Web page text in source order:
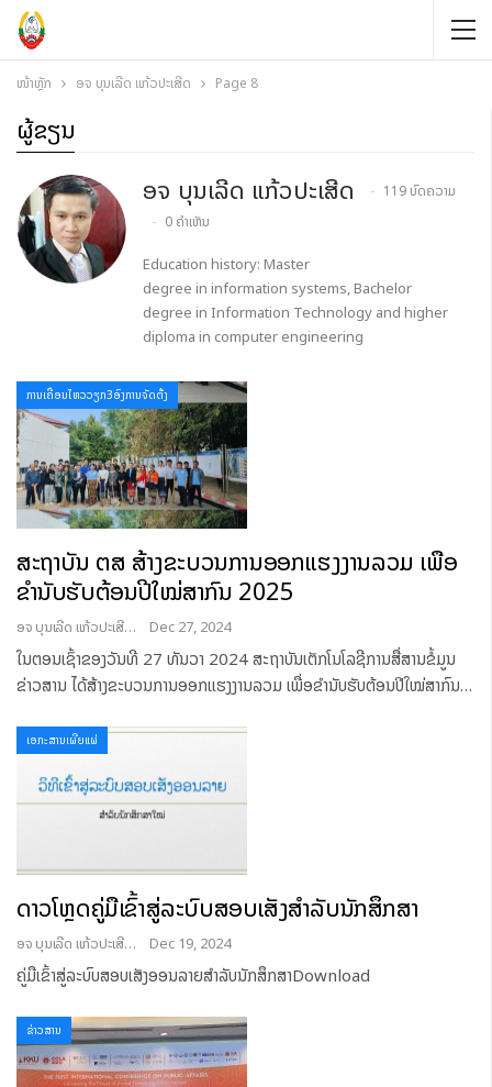
ໜ້າຫຼັກ ອຈ ບຸນເລີດ ແກ້ວປະເສີດ Page 8
ຜູ້ຂຽນ
ອຈ ບຸນເລີດ ແກ້ວປະເສີດ
119 ບົດຄວາມ
0 ຄຳເຫັນ
Education history: Master
degree in information systems, Bachelor
degree in Information Technology and higher
diploma in computer engineering
ການເຄື່ອນໄຫວວຽກ3ອົງການຈັດຕັ້ງ
ສະຖາບັນ ຕສ ສ້າງຂະບວນການອອກແຮງງານລວມ ເພື່ອ
ຂໍານັບຮັບຕ້ອນປີໃໝ່ສາກົນ 2025
ອຈ ບຸນເລີດ ແກ້ວປະເສີດ Dec 27, 2024
ໃນຕອນເຊົ້າຂອງວັນທີ 27 ທັນວາ 2024 ສະຖາບັນເຕັກໂນໂລຊີການສື່ສານຂໍ້ມູນ
ຂ່າວສານ ໄດ້ສ້າງຂະບວນການອອກແຮງງານລວມ ເພື່ອຂໍານັບຮັບຕ້ອນປີໃໝ່ສາກົນ…
ເອກະສານເຜີຍແຜ່
ດາວໂຫຼດຄູ່ມືເຂົ້າສູ່ລະບົບສອບເສັງສໍາລັບນັກສຶກສາ
ອຈ ບຸນເລີດ ແກ້ວປະເສີດ Dec 19, 2024
ຄູ່ມືເຂົ້າສູ່ລະບົບສອບເສັງອອນລາຍສໍາລັບນັກສຶກສາDownload
ຂ່າວສານ